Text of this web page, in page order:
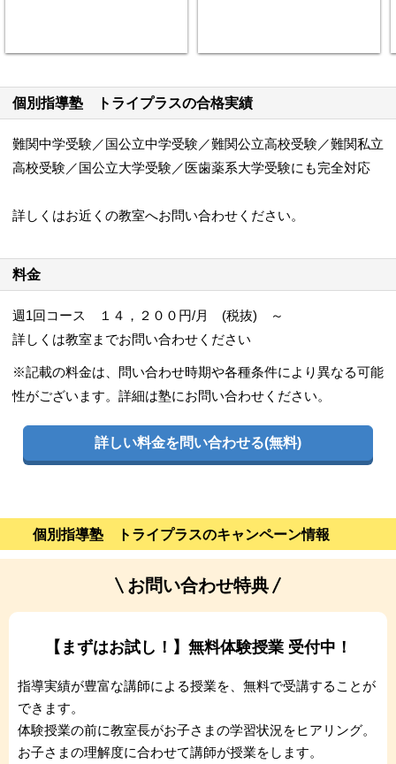
個別指導塾 トライプラスの合格実績
難関中学受験／国公立中学受験／難関公立高校受験／難関私立
高校受験／国公立大学受験／医歯薬系大学受験にも完全対応
詳しくはお近くの教室へお問い合わせください。
料金
週1回コース １４，２００円/月 (税抜) ～
詳しくは教室までお問い合わせください
※記載の料金は、問い合わせ時期や各種条件により異なる可能
性がございます。詳細は塾にお問い合わせください。
詳しい料金を問い合わせる(無料)
個別指導塾 トライプラスのキャンペーン情報
お問い合わせ特典
【まずはお試し！】無料体験授業 受付中！
指導実績が豊富な講師による授業を、無料で受講することが
できます。
体験授業の前に教室長がお子さまの学習状況をヒアリング。
お子さまの理解度に合わせて講師が授業をします。